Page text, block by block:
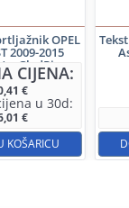
OPEL
2009-2015
– GledRing
CIJENA:
€
u 30d:
€
KOŠARICU